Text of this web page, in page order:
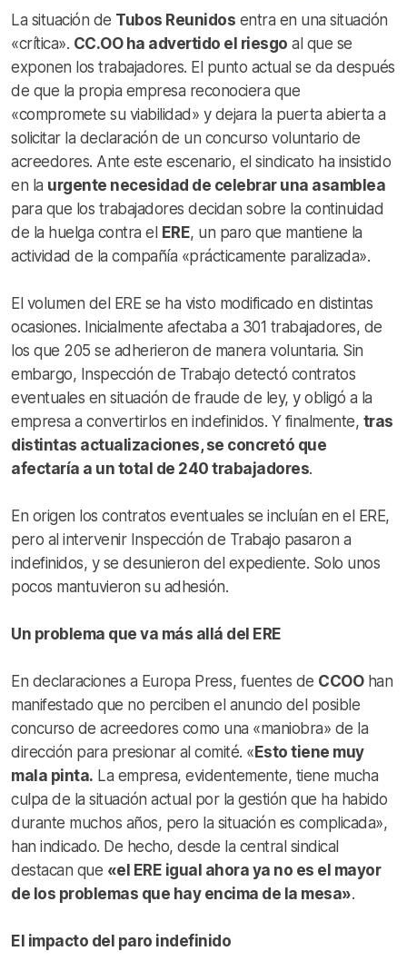
La situación de Tubos Reunidos entra en una situación
«crítica». CC.OO ha advertido el riesgo al que se
exponen los trabajadores. El punto actual se da después
de que la propia empresa reconociera que
«compromete su viabilidad» y dejara la puerta abierta a
solicitar la declaración de un concurso voluntario de
acreedores. Ante este escenario, el sindicato ha insistido
en la urgente necesidad de celebrar una asamblea
para que los trabajadores decidan sobre la continuidad
de la huelga contra el ERE, un paro que mantiene la
actividad de la compañía «prácticamente paralizada».
El volumen del ERE se ha visto modificado en distintas
ocasiones. Inicialmente afectaba a 301 trabajadores, de
los que 205 se adherieron de manera voluntaria. Sin
embargo, Inspección de Trabajo detectó contratos
eventuales en situación de fraude de ley, y obligó a la
empresa a convertirlos en indefinidos. Y finalmente, tras
distintas actualizaciones, se concretó que
afectaría a un total de 240 trabajadores.
En origen los contratos eventuales se incluían en el ERE,
pero al intervenir Inspección de Trabajo pasaron a
indefinidos, y se desunieron del expediente. Solo unos
pocos mantuvieron su adhesión.
Un problema que va más allá del ERE
En declaraciones a Europa Press, fuentes de CCOOhan
manifestado que no perciben el anuncio del posible
concurso de acreedores como una «maniobra» de la
dirección para presionar al comité. «Esto tiene muy
mala pinta. La empresa, evidentemente, tiene mucha
culpa de la situación actual por la gestión que ha habido
durante muchos años, pero la situación es complicada»,
han indicado. De hecho, desde la central sindical
destacan que «el ERE igual ahora ya no es el mayor
de los problemas que hay encima de la mesa».
El impacto del paro indefinido